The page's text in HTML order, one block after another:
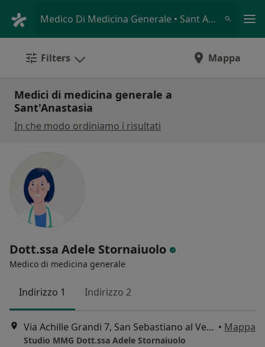
Medico Di Medicina Generale • Sant Anastasia, NA
Filters Mappa
Medici di medicina generale a
Sant'Anastasia
In che modo ordiniamo i risultati
Dott.ssa Adele Stornaiuolo
Medico di medicina generale
Indirizzo 1 Indirizzo 2
Via Achille Grandi 7, San Sebastiano al Vesuvio • Mappa
Studio MMG Dott.ssa Adele Stornaiuolo